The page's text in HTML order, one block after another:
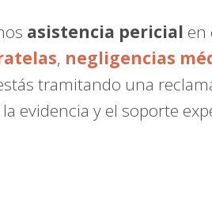
asistencia pericial en
, negligencias
tramitando una
evidencia y el soporte